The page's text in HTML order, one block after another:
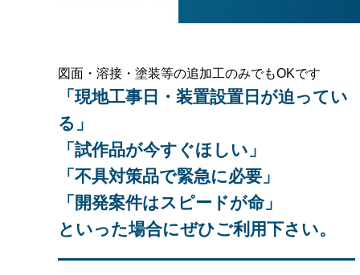
図面・溶接・塗装等の追加工のみでもOKです
「現地工事日・装置設置日が迫ってい
る」
「試作品が今すぐほしい」
「不具対策品で緊急に必要」
「開発案件はスピードが命」
といった場合にぜひご利用下さい。